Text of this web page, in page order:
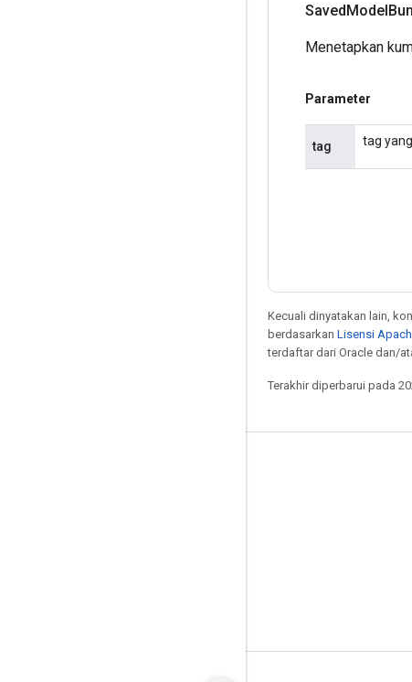
SavedModel
Menetapkan
Parameter
tag tag
Kecuali dinyatakan lain,
berdasarkan Lisensi
terdaftar dari Oracle dan/
Terakhir diperbarui pada